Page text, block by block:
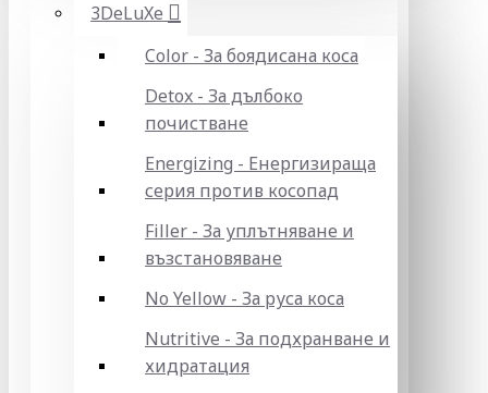
3DeLuXe
Color - За боядисана коса
Detox - За дълбоко
почистване
Energizing - Енергизираща
серия против косопад
Filler - За уплътняване и
възстановяване
No Yellow - За руса коса
Nutritive - За подхранване и
хидратация